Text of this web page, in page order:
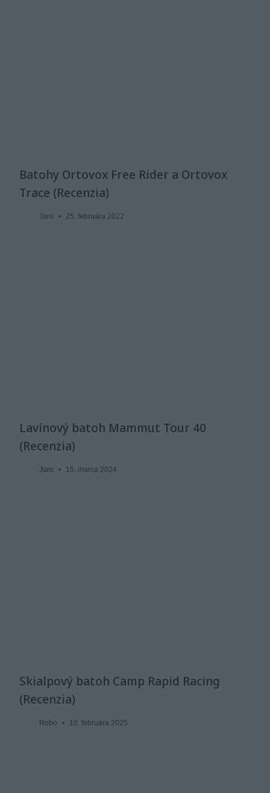
Batohy Ortovox Free Rider a Ortovox
Trace (Recenzia)
Jaro 25. februára 2022
Lavínový batoh Mammut Tour 40
(Recenzia)
Jaro 15. marca 2024
Skialpový batoh Camp Rapid Racing
(Recenzia)
Robo 10. februára 2025